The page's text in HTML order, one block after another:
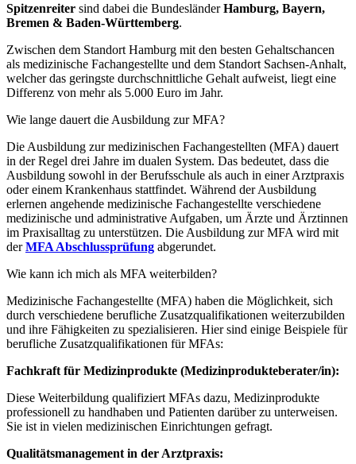
Spitzenreiter sind dabei die BundesländerHamburg, Bayern,
Bremen & Baden-Württemberg.
Zwischen dem Standort Hamburg mit den besten Gehaltschancen
als medizinische Fachangestellte und dem Standort Sachsen-Anhalt,
welcher das geringste durchschnittliche Gehalt aufweist, liegt eine
Differenz von mehr als 5.000 Euro im Jahr.
Wie lange dauert die Ausbildung zur MFA?
Die Ausbildung zur medizinischen Fachangestellten (MFA) dauert
in der Regel drei Jahre im dualen System. Das bedeutet, dass die
Ausbildung sowohl in der Berufsschule als auch in einer Arztpraxis
oder einem Krankenhaus stattfindet. Während der Ausbildung
erlernen angehende medizinische Fachangestellte verschiedene
medizinische und administrative Aufgaben, um Ärzte und Ärztinnen
im Praxisalltag zu unterstützen. Die Ausbildung zur MFA wird mit
derMFA Abschlussprüfung abgerundet.
Wie kann ich mich als MFA weiterbilden?
Medizinische Fachangestellte (MFA) haben die Möglichkeit, sich
durch verschiedene berufliche Zusatzqualifikationen weiterzubilden
und ihre Fähigkeiten zu spezialisieren. Hier sind einige Beispiele für
berufliche Zusatzqualifikationen für MFAs:
Fachkraft für Medizinprodukte (Medizinprodukteberater/in):
Diese Weiterbildung qualifiziert MFAs dazu, Medizinprodukte
professionell zu handhaben und Patienten darüber zu unterweisen.
Sie ist in vielen medizinischen Einrichtungen gefragt.
Qualitätsmanagement in der Arztpraxis: